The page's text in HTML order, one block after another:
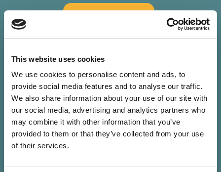
This website uses cookies
We use cookies to personalise content and ads, to
provide social media features and to analyse our traffic.
We also share information about your use of our site with
our social media, advertising and analytics partners who
may combine it with other information that you’ve
provided to them or that they’ve collected from your use
of their services.
Hagyományőrzés
Workshop, előadások Zöld programok